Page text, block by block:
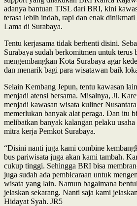
adanya bantuan TJSL dari BRI, kini
terasa lebih indah, rapi dan enak
Lama di Surabaya.
Tentu kerjasama tidak berhenti disini.
Surabaya sudah berkomitmen untuk terus
mengembangkan Kota Surabaya agar
dan menarik bagi para wisatawan baik
Selain Kembang Jepun, tentu kawasan
menjadi atensi bersama. Misalnya, Jl.
menjadi kawasan wisata kuliner
memerlukan banyak alat peraga. Dan itu
melibatkan banyak kalangan pelaku
mitra kerja Pemkot Surabaya.
“Disini nanti juga kami combine
bus pariwisata juga akan kami tambah.
cukup tinggi. Sehingga BRI bisa
juga sudah ada pembicaraan untuk
wisata yang lain. Namun bagaimana
jelaskan sekarang. Nanti saja kami
Hidayat Syah. JR5